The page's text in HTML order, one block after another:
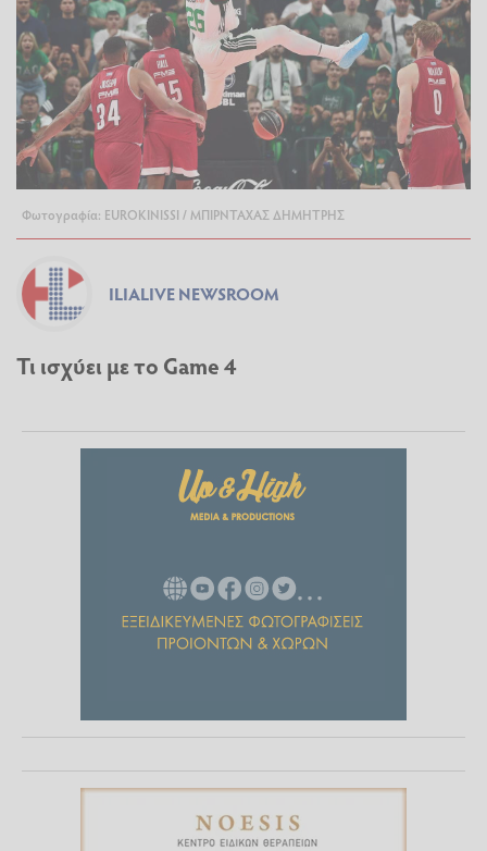
Φωτογραφία: EUROKINISSI / ΜΠΙΡΝΤΑΧΑΣ ΔΗΜΗΤΡΗΣ
ILIALIVE NEWSROOM
Τι ισχύει με το Game 4